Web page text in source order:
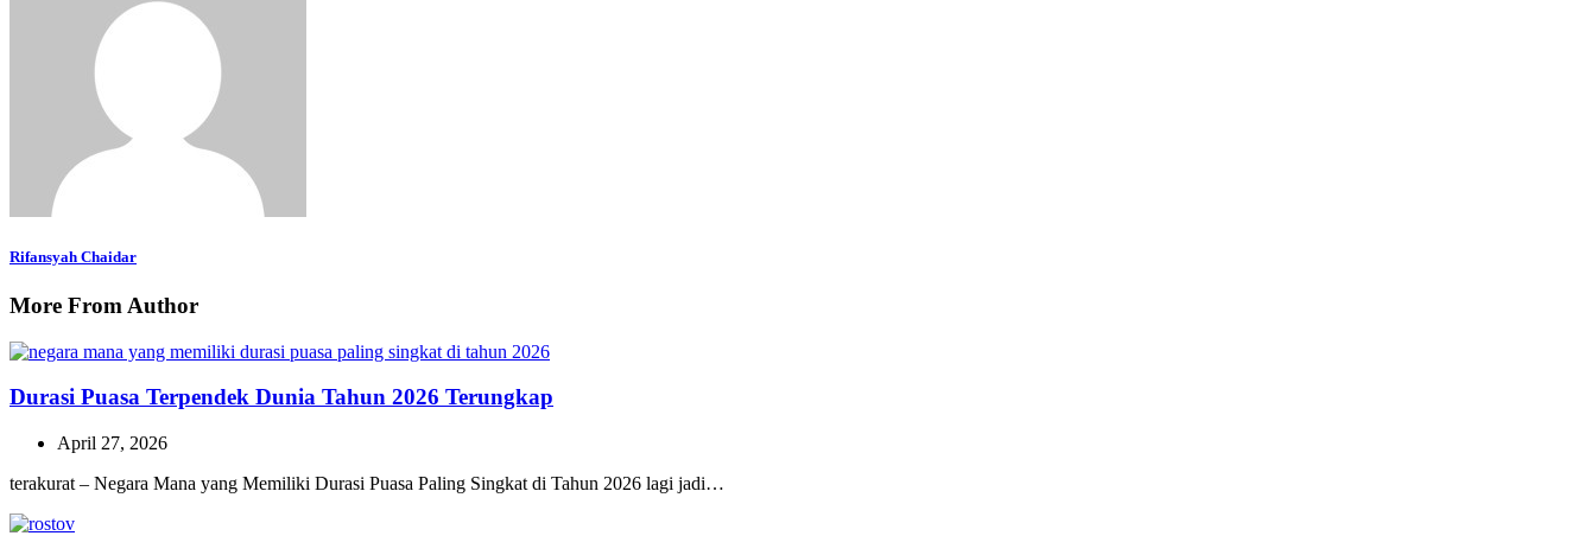
Rifansyah Chaidar
More From Author
Durasi Puasa Terpendek Dunia Tahun 2026 Terungkap
April 27, 2026
terakurat – Negara Mana yang Memiliki Durasi Puasa Paling Singkat di Tahun 2026 lagi jadi…